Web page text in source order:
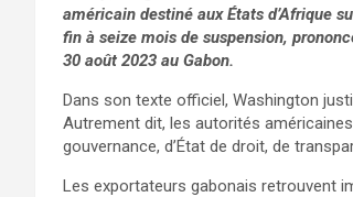
américain destiné aux États d’Afrique
fin à seize mois de suspension,
30 août 2023 au Gabon.
Dans son texte officiel, Washington
Autrement dit, les autorités
gouvernance, d’État de droit, de
Les exportateurs gabonais retrouvent